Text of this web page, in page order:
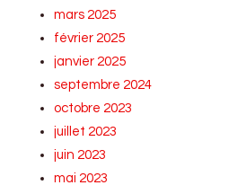
mars 2025
février 2025
janvier 2025
septembre 2024
octobre 2023
juillet 2023
juin 2023
mai 2023